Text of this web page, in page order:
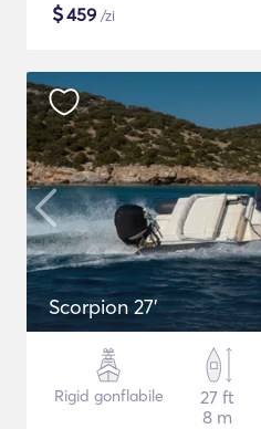
$459 /zi
Scorpion 27'
Rigid gonflabile
27 ft
8 m